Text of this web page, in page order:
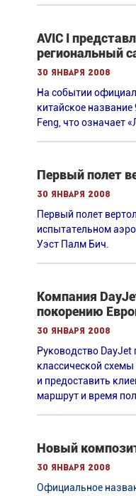
AVIC I
региональный
30 января 2008
На событии
китайское
Feng, что означает
Первый полет
30 января 2008
Первый полет
испытательном
Уэст Палм Бич.
Компания
покорению
30 января 2008
Руководство DayJet
классической
и предоставить
маршрут и время
Новый
30 января 2008
Официальное